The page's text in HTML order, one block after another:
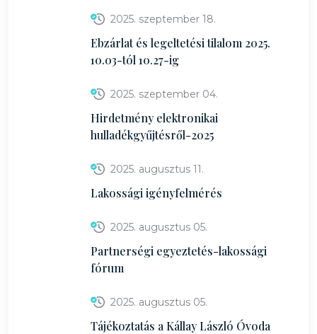
2025. szeptember 18.
Ebzárlat és legeltetési tilalom 2025.
10.03-tól 10.27-ig
2025. szeptember 04.
Hirdetmény elektronikai
hulladékgyűjtésről-2025
2025. augusztus 11.
Lakossági igényfelmérés
2025. augusztus 05.
Partnerségi egyeztetés-lakossági
fórum
2025. augusztus 05.
Tájékoztatás a Kállay László Óvoda